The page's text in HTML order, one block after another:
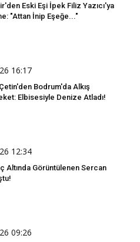
Eski Eşi İpek Filiz Yazıcı'ya
"Attan İnip Eşeğe..."
16:17
Bodrum'da Alkış
Elbisesiyle Denize Atladı!
12:34
Altında Görüntülenen Sercan
09:26